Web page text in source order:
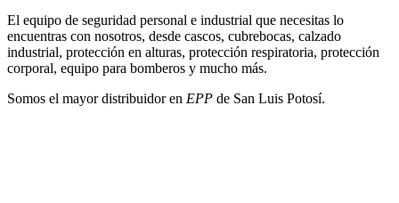
El equipo de seguridad personal e industrial que necesitas lo
encuentras con nosotros, desde cascos, cubrebocas, calzado
industrial, protección en alturas, protección respiratoria, protección
corporal, equipo para bomberos y mucho más.
Somos el mayor distribuidor en EPP de San Luis Potosí.